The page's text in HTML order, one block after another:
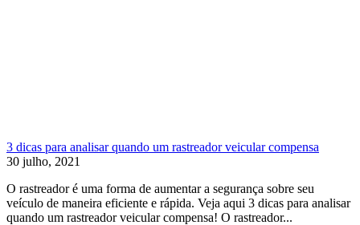
3 dicas para analisar quando um rastreador veicular compensa
30 julho, 2021
O rastreador é uma forma de aumentar a segurança sobre seu
veículo de maneira eficiente e rápida. Veja aqui 3 dicas para analisar
quando um rastreador veicular compensa! O rastreador...